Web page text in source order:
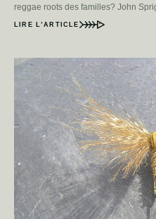
reggae roots des familles? John
LIRE L’ARTICLE